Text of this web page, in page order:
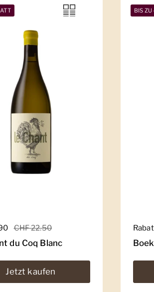
Preis
Sale-Preis
CHF 22.50
du Coq Blanc
Jetzt kaufen
BIS ZU